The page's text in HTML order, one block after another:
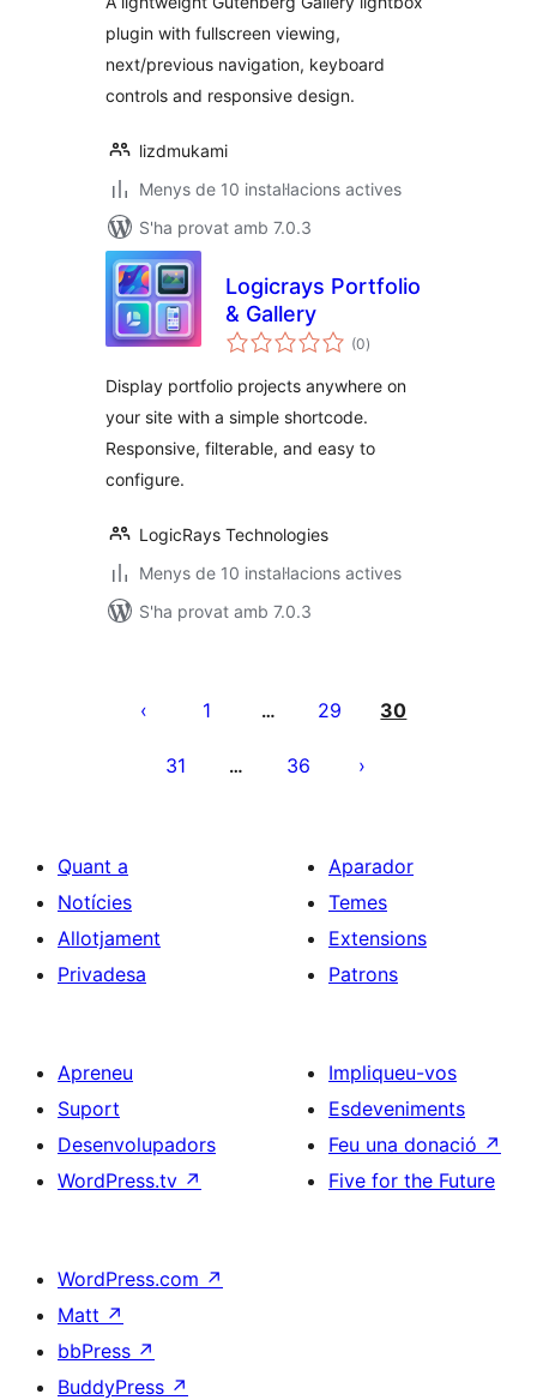
plugin with fullscreen viewing,
next/previous navigation, keyboard
controls and responsive design.
lizdmukami
Menys de 10 instal·lacions actives
S'ha provat amb 7.0.3
Logicrays Portfolio
& Gallery
(0puntuacions
totals
)
Display portfolio projects anywhere on
your site with a simple shortcode.
Responsive, filterable, and easy to
configure.
LogicRays Technologies
Menys de 10 instal·lacions actives
S'ha provat amb 7.0.3
entrades
1 … 29 30
31 … 36
Quant a
Notícies
Allotjament
Privadesa
Aparador
Temes
Extensions
Patrons
Apreneu
Suport
Desenvolupadors
WordPress.tv ↗
Impliqueu-vos
Esdeveniments
Feu una donació ↗
Five for the Future
WordPress.com ↗
Matt ↗
bbPress ↗
BuddyPress ↗